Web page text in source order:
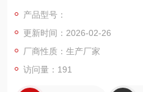
产品型号：
更新时间：2026-02-26
厂商性质：生产厂家
访问量：191